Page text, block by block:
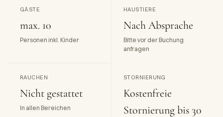
GÄSTE
max. 10
Personen inkl. Kinder
HAUSTIERE
Nach Absprache
Bitte vor der Buchung
anfragen
RAUCHEN
Nicht gestattet
In allen Bereichen
STORNIERUNG
Kostenfreie
Stornierung bis 30